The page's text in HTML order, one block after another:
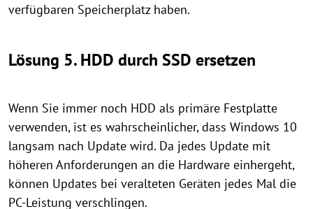
verfügbaren Speicherplatz haben.
Lösung 5. HDD durch SSD ersetzen
Wenn Sie immer noch HDD als primäre Festplatte
verwenden, ist es wahrscheinlicher, dass Windows 10
langsam nach Update wird. Da jedes Update mit
höheren Anforderungen an die Hardware einhergeht,
können Updates bei veralteten Geräten jedes Mal die
PC-Leistung verschlingen.